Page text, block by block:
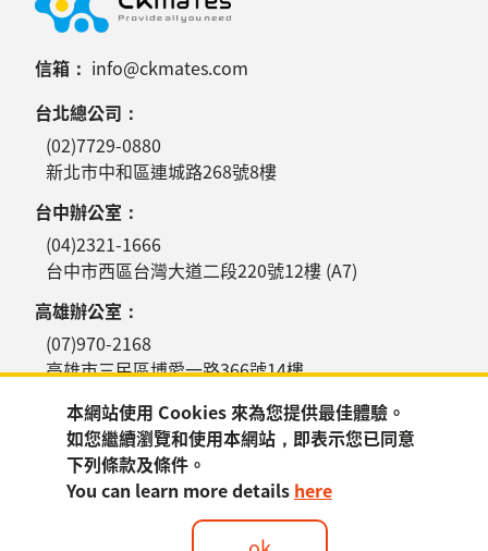
本網站使用 Cookies 來為您提供最佳體驗。
如您繼續瀏覽和使用本網站，即表示您已同意
下列條款及條件。
You can learn more details here
信箱： info@ckmates.com
台北總公司：
(02)7729-0880
新北市中和區連城路268號8樓
台中辦公室：
(04)2321-1666
台中市西區台灣大道二段220號12樓 (A7)
高雄辦公室：
(07)970-2168
高雄市三民區博愛一路366號14樓